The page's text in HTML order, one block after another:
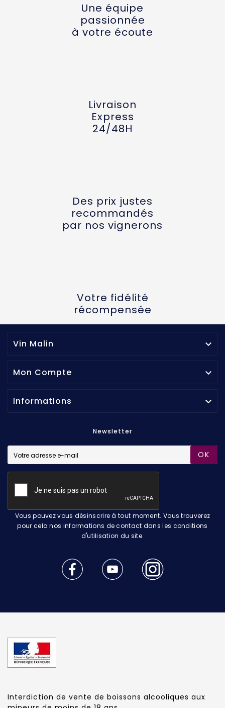
Une équipe
passionnée
à votre écoute
Livraison
Express
24/48H
Des prix justes
recommandés
par nos vignerons
Votre fidélité
récompensée
Vin Malin 
Mon Compte 
Informations 
Newsletter
OK
Vous pouvez vous désinscrire à tout moment. Vous trouverez
pour cela nos informations de contact dans les conditions
d'utilisation du site.
Interdiction de vente de boissons alcooliques aux